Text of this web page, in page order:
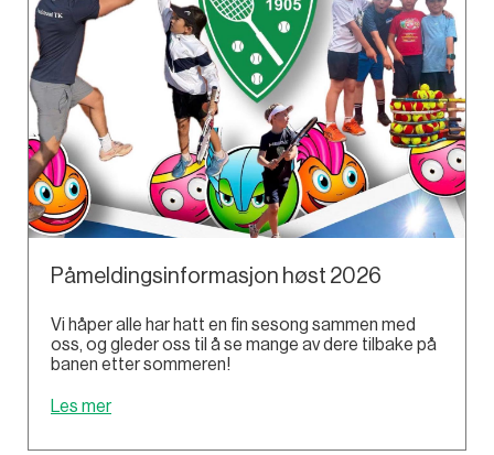
Påmeldingsinformasjon høst 2026
Vi håper alle har hatt en fin sesong sammen med
oss, og gleder oss til å se mange av dere tilbake på
banen etter sommeren!
Les mer